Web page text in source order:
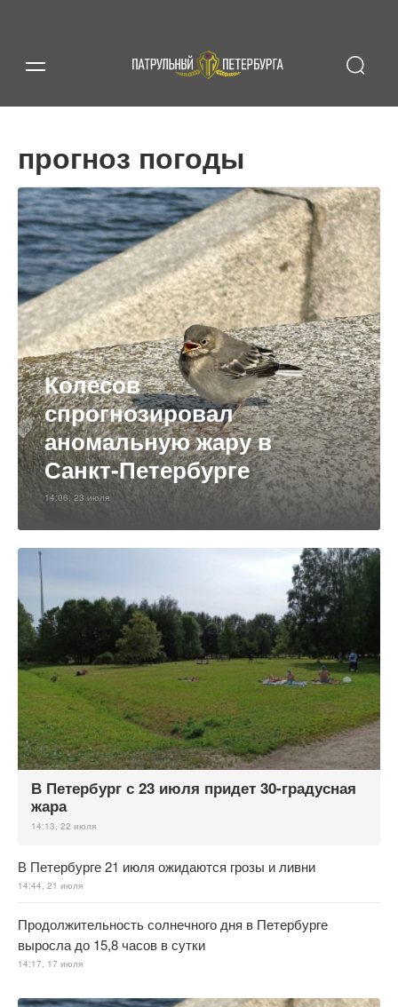
прогноз погоды
Колесов
спрогнозировал
аномальную жару в
Санкт-Петербурге
14:06, 23 июля
В Петербург с 23 июля придет 30-градусная
жара
14:13, 22 июля
В Петербурге 21 июля ожидаются грозы и ливни
14:44, 21 июля
Продолжительность солнечного дня в Петербурге
выросла до 15,8 часов в сутки
14:17, 17 июля